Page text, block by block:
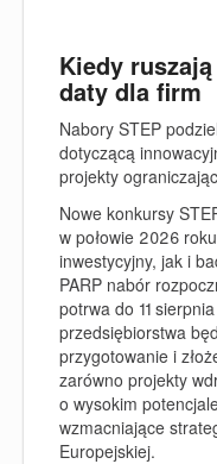
Kiedy
daty dla firm
Nabory STEP
dotyczącą
projekty
Nowe konkursy
w połowie 2026
inwestycyjny, jak i
PARP nabór
potrwa do 11
przedsiębiorstwa
przygotowanie i
zarówno projekty
o wysokim
wzmacniające
Europejskiej.